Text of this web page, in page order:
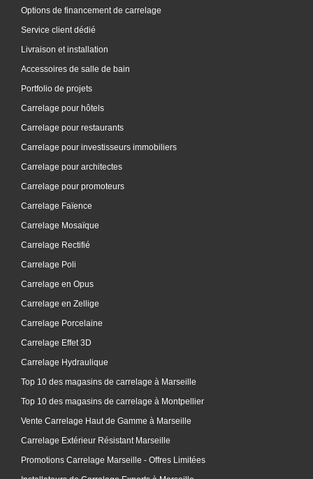
Options de financement de carrelage
Service client dédié
Livraison et installation
Accessoires de salle de bain
Portfolio de projets
Carrelage pour hôtels
Carrelage pour restaurants
Carrelage pour investisseurs immobiliers
Carrelage pour architectes
Carrelage pour promoteurs
Carrelage Faïence
Carrelage Mosaïque
Carrelage Rectifié
Carrelage Poli
Carrelage en Opus
Carrelage en Zellige
Carrelage Porcelaine
Carrelage Effet 3D
Carrelage Hydraulique
Top 10 des magasins de carrelage à Marseille
Top 10 des magasins de carrelage à Montpellier
Vente Carrelage Haut de Gamme à Marseille
Carrelage Extérieur Résistant Marseille
Promotions Carrelage Marseille - Offres Limitées